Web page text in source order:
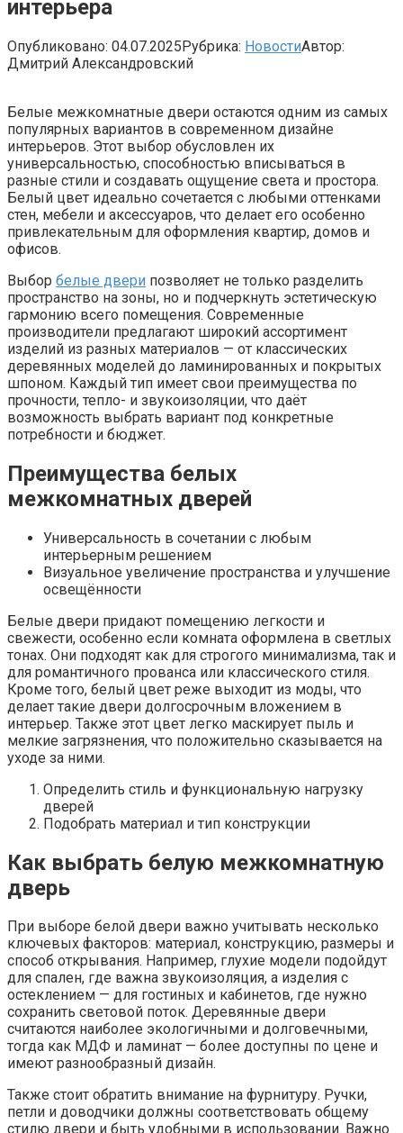
интерьера
Опубликовано: 04.07.2025Рубрика: НовостиАвтор:
Дмитрий Александровский
Белые межкомнатные двери остаются одним из самых
популярных вариантов в современном дизайне
интерьеров. Этот выбор обусловлен их
универсальностью, способностью вписываться в
разные стили и создавать ощущение света и простора.
Белый цвет идеально сочетается с любыми оттенками
стен, мебели и аксессуаров, что делает его особенно
привлекательным для оформления квартир, домов и
офисов.
Выбор белые двери позволяет не только разделить
пространство на зоны, но и подчеркнуть эстетическую
гармонию всего помещения. Современные
производители предлагают широкий ассортимент
изделий из разных материалов — от классических
деревянных моделей до ламинированных и покрытых
шпоном. Каждый тип имеет свои преимущества по
прочности, тепло- и звукоизоляции, что даёт
возможность выбрать вариант под конкретные
потребности и бюджет.
Преимущества белых
межкомнатных дверей
Универсальность в сочетании с любым
интерьерным решением
Визуальное увеличение пространства и улучшение
освещённости
Белые двери придают помещению легкости и
свежести, особенно если комната оформлена в светлых
тонах. Они подходят как для строгого минимализма, так и
для романтичного прованса или классического стиля.
Кроме того, белый цвет реже выходит из моды, что
делает такие двери долгосрочным вложением в
интерьер. Также этот цвет легко маскирует пыль и
мелкие загрязнения, что положительно сказывается на
уходе за ними.
Определить стиль и функциональную нагрузку
дверей
Подобрать материал и тип конструкции
Как выбрать белую межкомнатную
дверь
При выборе белой двери важно учитывать несколько
ключевых факторов: материал, конструкцию, размеры и
способ открывания. Например, глухие модели подойдут
для спален, где важна звукоизоляция, а изделия с
остеклением — для гостиных и кабинетов, где нужно
сохранить световой поток. Деревянные двери
считаются наиболее экологичными и долговечными,
тогда как МДФ и ламинат — более доступны по цене и
имеют разнообразный дизайн.
Также стоит обратить внимание на фурнитуру. Ручки,
петли и доводчики должны соответствовать общему
стилю двери и быть удобными в использовании. Важно